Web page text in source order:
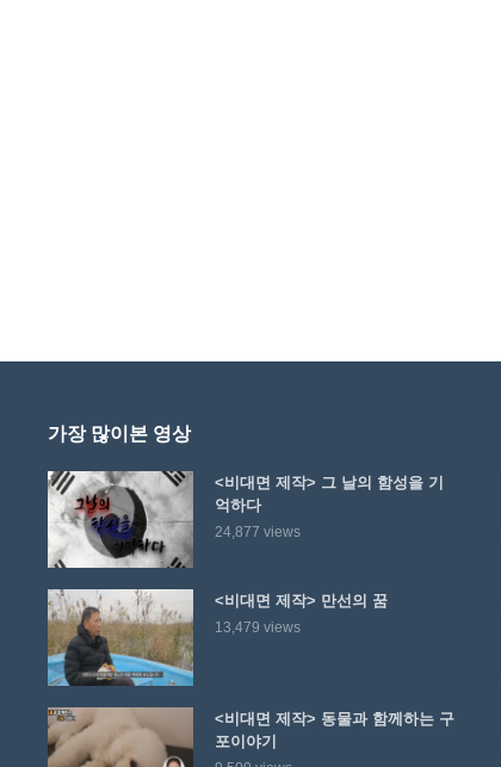
가장 많이본 영상
<비대면 제작> 그 날의 함성을 기
억하다
24,877 views
<비대면 제작> 만선의 꿈
13,479 views
<비대면 제작> 동물과 함께하는 구
포이야기